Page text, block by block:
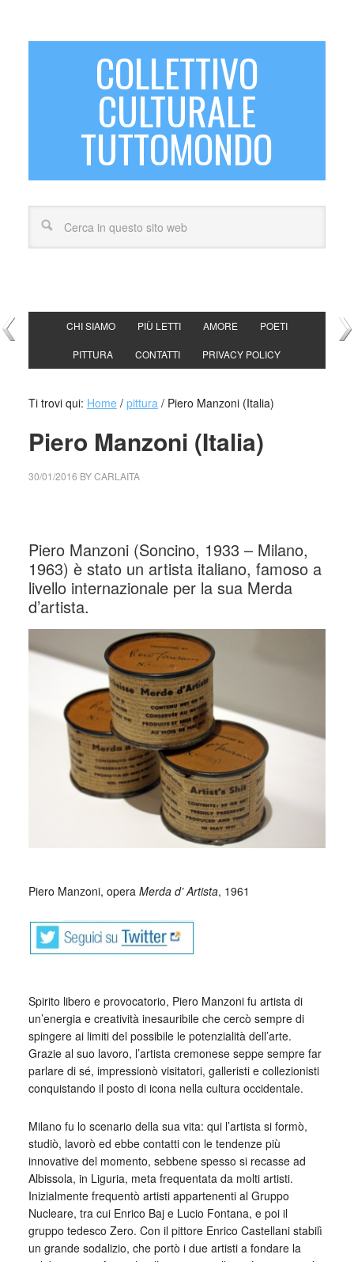
COLLETTIVO
CULTURALE
TUTTOMONDO
CHI SIAMO PIÙ LETTI AMORE POETI
PITTURA CONTATTI PRIVACY POLICY
Ti trovi qui: Home / pittura /Piero Manzoni (Italia)
Piero Manzoni (Italia)
30/01/2016 BYCARLAITA
Piero Manzoni (Soncino, 1933 – Milano,
1963) è stato un artista italiano, famoso a
livello internazionale per la sua Merda
d’artista.
Piero Manzoni, opera Merda d’ Artista, 1961
Spirito libero e provocatorio, Piero Manzoni fu artista di
un’energia e creatività inesauribile che cercò sempre di
spingere ai limiti del possibile le potenzialità dell’arte.
Grazie al suo lavoro, l’artista cremonese seppe sempre far
parlare di sé, impressionò visitatori, galleristi e collezionisti
conquistando il posto di icona nella cultura occidentale.
Milano fu lo scenario della sua vita: qui l’artista si formò,
studiò, lavorò ed ebbe contatti con le tendenze più
innovative del momento, sebbene spesso si recasse ad
Albissola, in Liguria, meta frequentata da molti artisti.
Inizialmente frequentò artisti appartenenti al Gruppo
Nucleare, tra cui Enrico Baj e Lucio Fontana, e poi il
gruppo tedesco Zero. Con il pittore Enrico Castellani stabilì
un grande sodalizio, che portò i due artisti a fondare la